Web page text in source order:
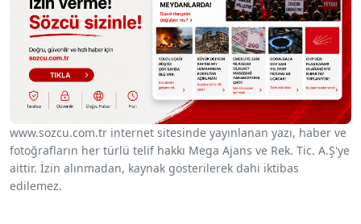
www.sozcu.com.tr internet sitesinde yayınlanan yazı, haber ve
fotoğrafların her türlü telif hakkı Mega Ajans ve Rek. Tic. A.Ş'ye
aittir. İzin alınmadan, kaynak gösterilerek dahi iktibas
edilemez.